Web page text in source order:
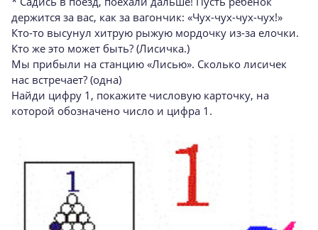
держится за вас, как за вагончик: «Чух-чух-чух-чух!»
Кто-то высунул хитрую рыжую мордочку из-за елочки.
Кто же это может быть? (Лисичка.)
Мы прибыли на станцию «Лисью». Сколько лисичек
нас встречает? (одна)
Найди цифру 1, покажите числовую карточку, на
которой обозначено число и цифра 1.